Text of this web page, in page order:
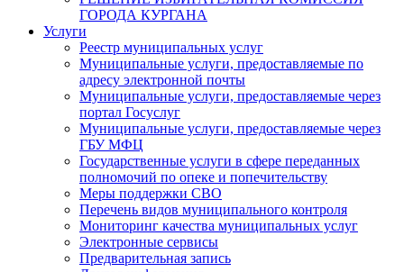
ГОРОДА КУРГАНА
Услуги
Реестр муниципальных услуг
Муниципальные услуги, предоставляемые по
адресу электронной почты
Муниципальные услуги, предоставляемые через
портал Госуслуг
Муниципальные услуги, предоставляемые через
ГБУ МФЦ
Государственные услуги в сфере переданных
полномочий по опеке и попечительству
Меры поддержки СВО
Перечень видов муниципального контроля
Мониторинг качества муниципальных услуг
Электронные сервисы
Предварительная запись